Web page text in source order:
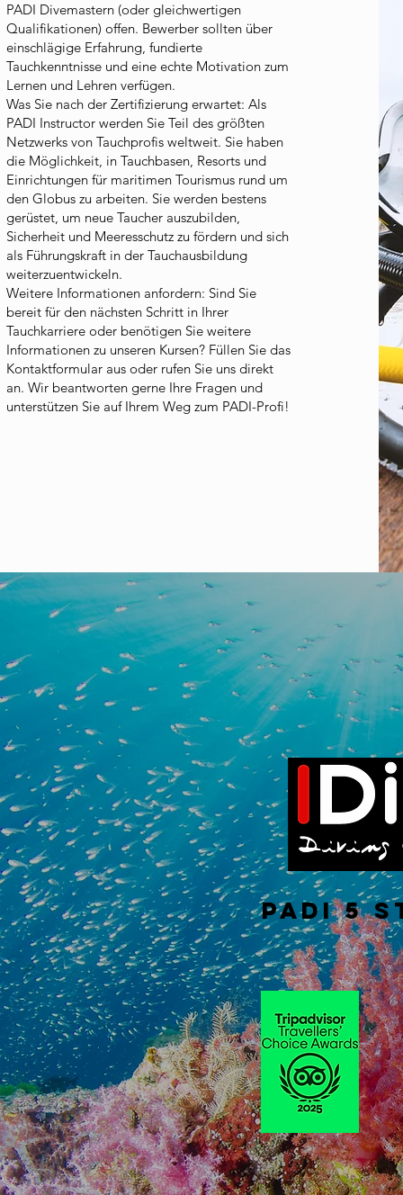
PADI Divemastern (oder gleichwertigen
Qualifikationen) offen. Bewerber sollten über
einschlägige Erfahrung, fundierte
Tauchkenntnisse und eine echte Motivation zum
Lernen und Lehren verfügen.
Was Sie nach der Zertifizierung erwartet: Als
PADI Instructor werden Sie Teil des größten
Netzwerks von Tauchprofis weltweit. Sie haben
die Möglichkeit, in Tauchbasen, Resorts und
Einrichtungen für maritimen Tourismus rund um
den Globus zu arbeiten. Sie werden bestens
gerüstet, um neue Taucher auszubilden,
Sicherheit und Meeresschutz zu fördern und sich
als Führungskraft in der Tauchausbildung
weiterzuentwickeln.
Weitere Informationen anfordern: Sind Sie
bereit für den nächsten Schritt in Ihrer
Tauchkarriere oder benötigen Sie weitere
Informationen zu unseren Kursen? Füllen Sie das
Kontaktformular aus oder rufen Sie uns direkt
an. Wir beantworten gerne Ihre Fragen und
unterstützen Sie auf Ihrem Weg zum PADI-Profi!
PADI 5